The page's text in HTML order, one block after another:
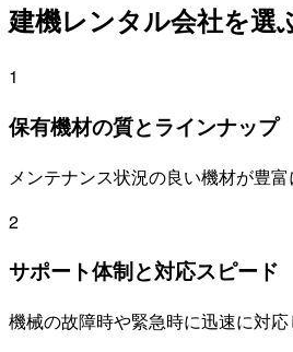
建機レンタル会社を選
1
保有機材の質とラインナップ
メンテナンス状況の良い機材が豊
2
サポート体制と対応スピード
機械の故障時や緊急時に迅速に対